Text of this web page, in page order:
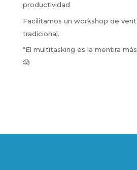
productividad
Facilitamos un workshop de
tradicional.
“El multitasking es la mentira
😱